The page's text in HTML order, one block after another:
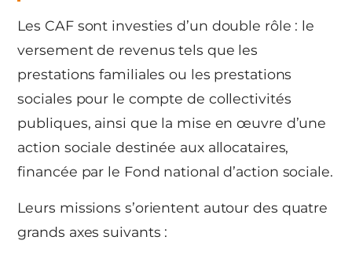
Les CAF sont investies d’un double rôle : le
versement de revenus tels que les
prestations familiales ou les prestations
sociales pour le compte de collectivités
publiques, ainsi que la mise en œuvre d’une
action sociale destinée aux allocataires,
financée par le Fond national d’action sociale.
Leurs missions s’orientent autour des quatre
grands axes suivants :